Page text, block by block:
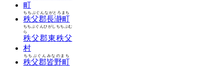
町
秩父郡長瀞町
ちちぶぐんながとろまち
秩父郡東秩父
村
ちちぶぐんひがしちちぶむ
ら
秩父郡皆野町
ちちぶぐんみなのまち